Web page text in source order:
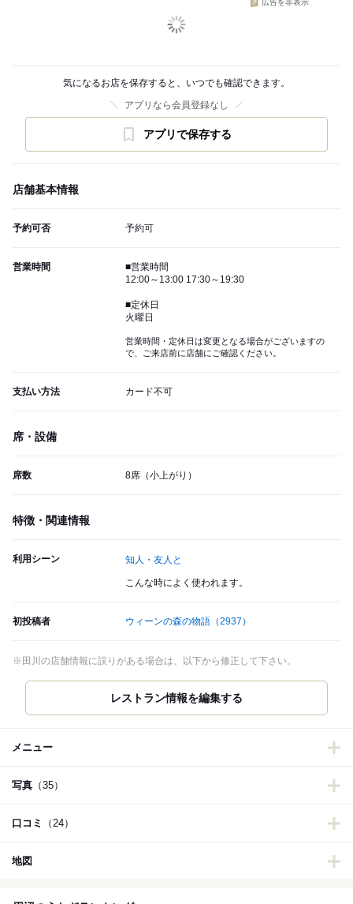
広告を非表示
気になるお店を保存すると、いつでも確認できます。
アプリなら会員登録なし
アプリで保存する
店舗基本情報
予約可否 予約可
営業時間
■営業時間
12:00～13:00 17:30～19:30
■定休日
火曜日
営業時間・定休日は変更となる場合がございますの
で、ご来店前に店舗にご確認ください。
支払い方法 カード不可
席・設備
席数 8席（小上がり）
特徴・関連情報
利用シーン 知人・友人と
こんな時によく使われます。
初投稿者 ウィーンの森の物語 （2937）
※田川の店舗情報に誤りがある場合は、以下から修正して下さい。
レストラン情報を編集する
メニュー
写真 （35）
口コミ （24）
地図